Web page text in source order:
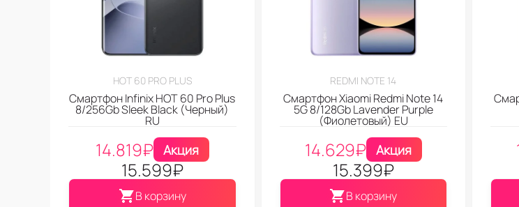
HOT 60 PRO PLUS
Смартфон Infinix HOT 60 Pro Plus
8/256Gb Sleek Black (Черный)
RU
14.819₽ Акция
15.599₽
В корзину
REDMI NOTE 14
Смартфон Xiaomi Redmi Note 14
5G 8/128Gb Lavender Purple
(Фиолетовый) EU
14.629₽ Акция
15.399₽
В корзину